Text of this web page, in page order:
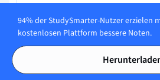
Gabriel Freitas
AI Engineer
Gabriel Freitas ist AI Engineer mit
94% der StudySmarter-Nutzer erzielen
kostenlosen Plattform bessere Noten.